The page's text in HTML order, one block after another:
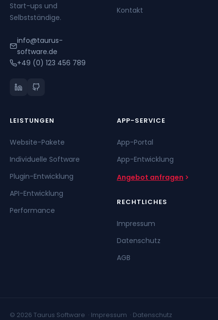
Start-ups und
Selbstständige.
info@taurus-
software.de
+49 (0) 123 456 789
Kontakt
LEISTUNGEN
Website-Pakete
Individuelle Software
Plugin-Entwicklung
API-Entwicklung
Performance
APP-SERVICE
App-Portal
App-Entwicklung
Angebot anfragen
RECHTLICHES
Impressum
Datenschutz
AGB
© 2026 Taurus Software · Impressum · Datenschutz